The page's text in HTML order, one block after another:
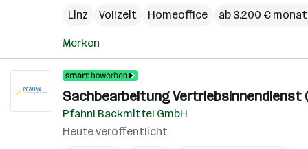
Linz
Vollzeit Homeoffice ab 3.200 €
Merken
Sachbearbeitung Vertriebsinnendienst
Pfahnl Backmittel GmbH
Heute veröffentlicht